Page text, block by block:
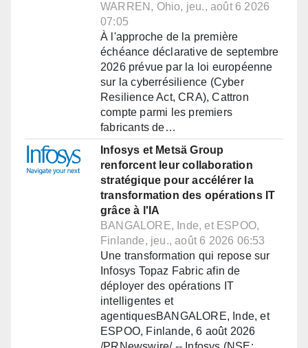
WARREN, Ohio, jeu., août 6 2026
07:05
À l'approche de la première
échéance déclarative de septembre
2026 prévue par la loi européenne
sur la cyberrésilience (Cyber
Resilience Act, CRA), Cattron
compte parmi les premiers
fabricants de…
Infosys et Metsä Group
renforcent leur collaboration
stratégique pour accélérer la
transformation des opérations IT
grâce à l'IA
BANGALORE, Inde, et ESPOO,
Finlande, jeu., août 6 2026 06:53
Une transformation qui repose sur
Infosys Topaz Fabric afin de
déployer des opérations IT
intelligentes et
agentiquesBANGALORE, Inde, et
ESPOO, Finlande, 6 août 2026